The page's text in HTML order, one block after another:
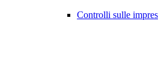
Controlli sulle